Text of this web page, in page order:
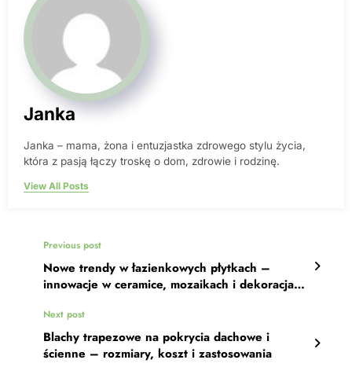
Janka
Janka – mama, żona i entuzjastka zdrowego stylu życia,
która z pasją łączy troskę o dom, zdrowie i rodzinę.
View All Posts
Previous post
Nowe trendy w łazienkowych płytkach –
innowacje w ceramice, mozaikach i dekoracjach
Next post
Blachy trapezowe na pokrycia dachowe i
ścienne – rozmiary, koszt i zastosowania